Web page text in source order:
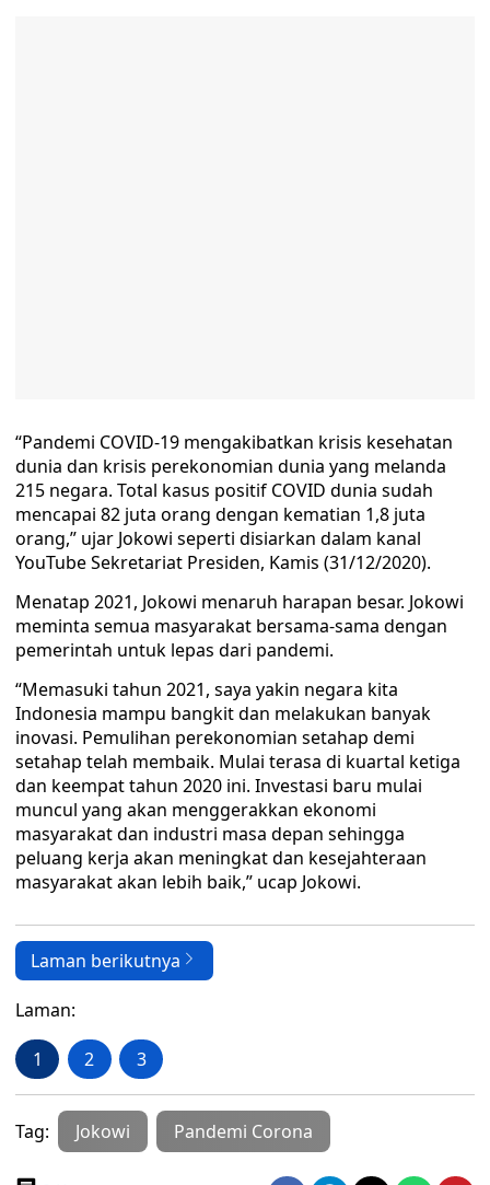
“Pandemi COVID-19 mengakibatkan krisis kesehatan
dunia dan krisis perekonomian dunia yang melanda
215 negara. Total kasus positif COVID dunia sudah
mencapai 82 juta orang dengan kematian 1,8 juta
orang,” ujar Jokowi seperti disiarkan dalam kanal
YouTube Sekretariat Presiden, Kamis (31/12/2020).
Menatap 2021, Jokowi menaruh harapan besar. Jokowi
meminta semua masyarakat bersama-sama dengan
pemerintah untuk lepas dari pandemi.
“Memasuki tahun 2021, saya yakin negara kita
Indonesia mampu bangkit dan melakukan banyak
inovasi. Pemulihan perekonomian setahap demi
setahap telah membaik. Mulai terasa di kuartal ketiga
dan keempat tahun 2020 ini. Investasi baru mulai
muncul yang akan menggerakkan ekonomi
masyarakat dan industri masa depan sehingga
peluang kerja akan meningkat dan kesejahteraan
masyarakat akan lebih baik,” ucap Jokowi.
Laman berikutnya
Laman:
1 2 3
Tag: Jokowi Pandemi Corona